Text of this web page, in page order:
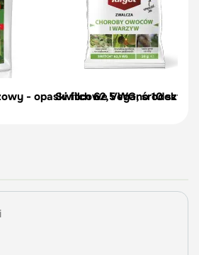
- opaski filcowe Vegano 10 szt.
Switch 62,5 WG, środek